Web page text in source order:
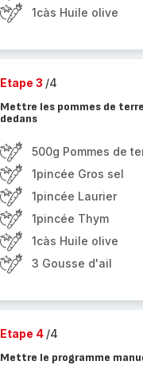
1càs Huile olive
Etape 3 /4
Mettre les pommes de
dedans
500g Pommes de
1pincée Gros sel
1pincée Laurier
1pincée Thym
1càs Huile olive
3 Gousse d'ail
Etape 4 /4
Mettre le programme